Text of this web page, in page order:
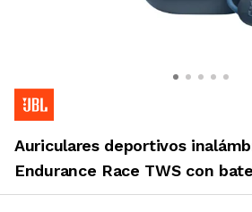
Auriculares deportivos
Endurance Race TWS con